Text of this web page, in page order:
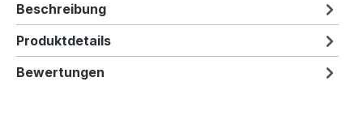
Beschreibung
Produktdetails
Bewertungen